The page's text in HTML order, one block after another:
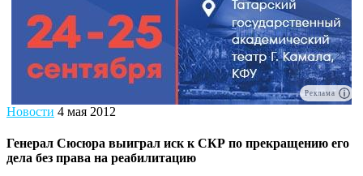
Реклама
Новости 4 мая 2012
Генерал Сюсюра выиграл иск к СКР по прекращению его
дела без права на реабилитацию